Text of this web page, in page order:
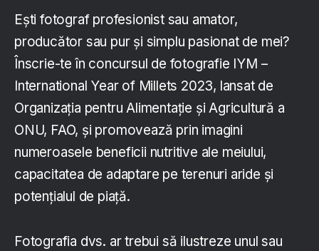
Ești fotograf profesionist sau amator,
producător sau pur și simplu pasionat de mei?
Înscrie-te în concursul de fotografie IYM –
International Year of Millets 2023, lansat de
Organizația pentru Alimentație și Agricultură a
ONU, FAO, și promovează prin imagini
numeroasele beneficii nutritive ale meiului,
capacitatea de adaptare pe terenuri aride și
potențialul de piață.
Fotografia dvs. ar trebui să ilustreze unul sau